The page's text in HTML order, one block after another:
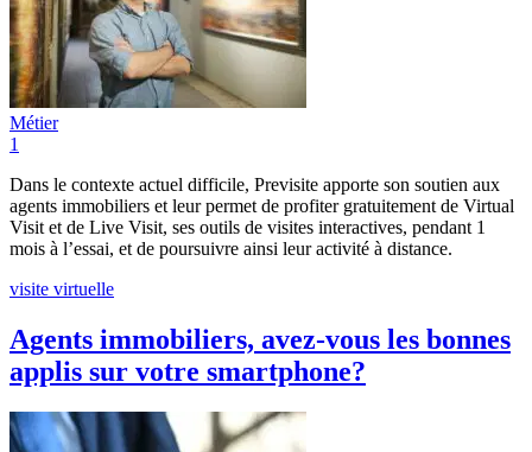
Métier
1
Dans le contexte actuel difficile, Previsite apporte son soutien aux
agents immobiliers et leur permet de profiter gratuitement de Virtual
Visit et de Live Visit, ses outils de visites interactives, pendant 1
mois à l’essai, et de poursuivre ainsi leur activité à distance.
visite virtuelle
Agents immobiliers, avez-vous les bonnes
applis sur votre smartphone?